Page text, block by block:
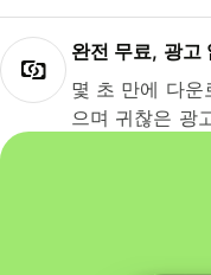
완전 무료, 광고
몇 초 만에 다운
으며 귀찮은 광